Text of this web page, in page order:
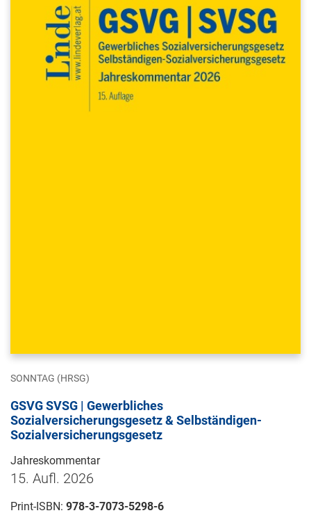
SONNTAG (HRSG)
GSVG SVSG | Gewerbliches
Sozialversicherungsgesetz & Selbständigen-
Sozialversicherungsgesetz
Jahreskommentar
15. Aufl. 2026
Print-ISBN: 978-3-7073-5298-6